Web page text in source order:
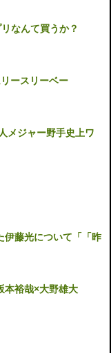
なんて買うか？
ースリーベー
メジャー野手史上ワ
伊藤光について「「昨
裕哉×大野雄大